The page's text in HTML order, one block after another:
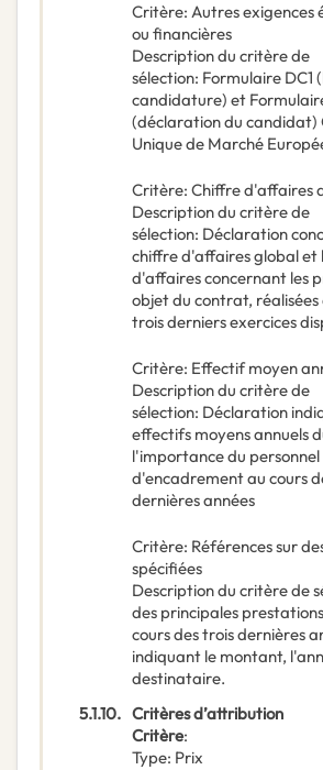
Critère: Autres exigences
ou financières
Description du critère de
sélection: Formulaire DC1
candidature) et
(déclaration du candidat)
Unique de Marché
Critère: Chiffre d'affaires
Description du critère de
sélection: Déclaration
chiffre d'affaires global et
d'affaires concernant les
objet du contrat, réalisées
trois derniers exercices
Critère: Effectif moyen
Description du critère de
sélection: Déclaration
effectifs moyens annuels
l'importance du personnel
d'encadrement au cours
dernières années
Critère: Références sur
spécifiées
Description du critère de
des principales
cours des trois dernières
indiquant le montant,
destinataire.
5.1.10. Critères d’attribution
Critère:
Type: Prix